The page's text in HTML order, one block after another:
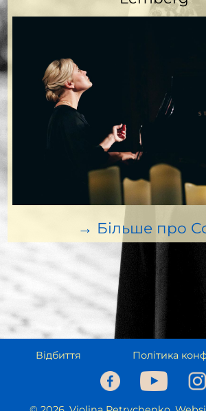
→ Більше про
Відбиття Політика